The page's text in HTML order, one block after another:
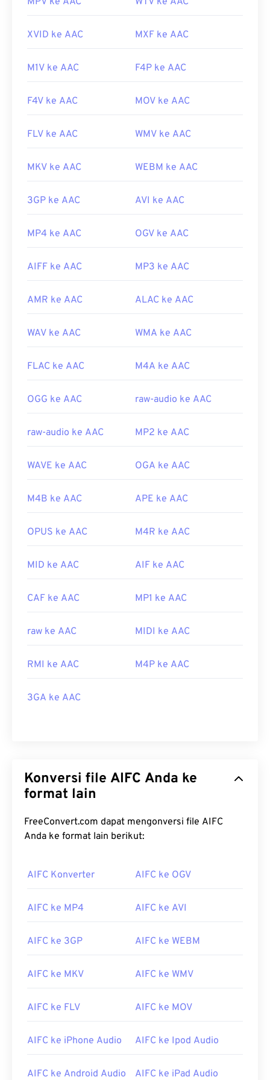
Tautan yang berguna:
browse=tc
XVID ke AAC MXF ke AAC
M1V ke AAC F4P ke AAC
F4V ke AAC MOV ke AAC
FLV ke AAC WMV ke AAC
MKV ke AAC WEBM ke AAC
3GP ke AAC AVI ke AAC
MP4 ke AAC OGV ke AAC
AIFF ke AAC MP3 ke AAC
AMR ke AAC ALAC ke AAC
WAV ke AAC WMA ke AAC
FLAC ke AAC M4A ke AAC
OGG ke AAC raw-audio ke AAC
raw-audio ke AAC MP2 ke AAC
WAVE ke AAC OGA ke AAC
M4B ke AAC APE ke AAC
OPUS ke AAC M4R ke AAC
MID ke AAC AIF ke AAC
CAF ke AAC MP1 ke AAC
raw ke AAC MIDI ke AAC
RMI ke AAC M4P ke AAC
3GA ke AAC
Konversi file AIFC Anda ke
format lain
FreeConvert.com dapat mengonversi file AIFC
Anda ke format lain berikut:
AIFC Konverter AIFC ke OGV
AIFC ke MP4 AIFC ke AVI
AIFC ke 3GP AIFC ke WEBM
AIFC ke MKV AIFC ke WMV
AIFC ke FLV AIFC ke MOV
AIFC ke iPhone Audio AIFC ke Ipod Audio
AIFC ke Android Audio AIFC ke iPad Audio